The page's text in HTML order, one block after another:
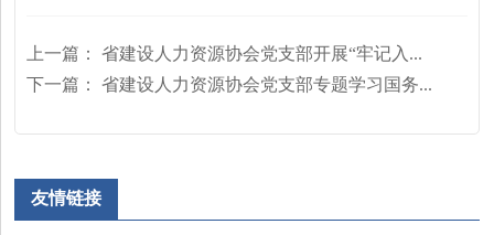
上一篇：
省建设人力资源协会党支部开展“牢记入...
下一篇：
省建设人力资源协会党支部专题学习国务...
友情链接